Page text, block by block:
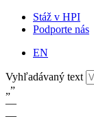
Stáž v HPI
Podporte nás
EN
Vyhľadávaný text
„”
—
—